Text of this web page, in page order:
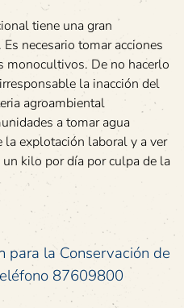
tiene una gran
necesario tomar acciones
monocultivos. De no hacerlo
la inacción del
agroambiental
a tomar agua
la explotación laboral y a ver
kilo por día por culpa de la
para la Conservación de
87609800